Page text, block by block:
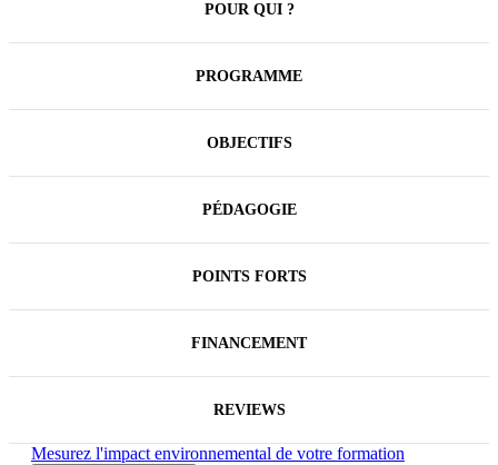
POUR QUI ?
PROGRAMME
OBJECTIFS
PÉDAGOGIE
POINTS FORTS
FINANCEMENT
REVIEWS
Mesurez l'impact environnemental de votre formation